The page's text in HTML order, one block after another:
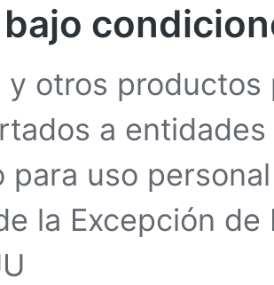
y otros
a
para uso
la Excepción de